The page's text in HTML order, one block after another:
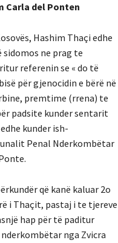
Carla del Ponten
Hashim Thaçi edhe
ne prag te
referenin se « do të
për gjenocidin e bërë në
premtime (rrena) te
padsite kunder sentarit
kunder ish-
Penal Nderkombëtar
që kanë kaluar 2o
i Thaçit, pastaj i te tjereve
hap për të paditur
nga Zvicra